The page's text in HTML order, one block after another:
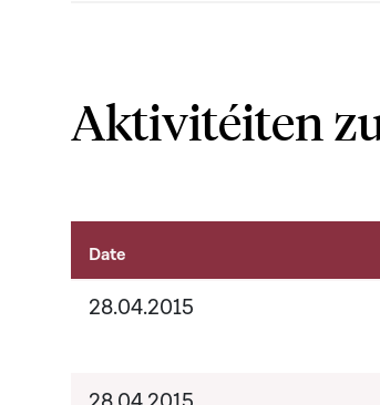
Aktivitéiten
Aktivitéiten um Dossier
Date
28.04.2015